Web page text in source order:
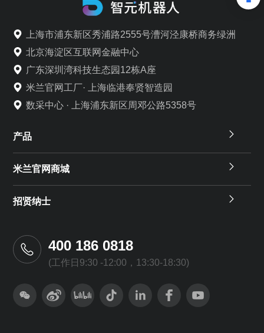
上海市浦东新区秀浦路2555号漕河泾康桥商务绿洲
北京海淀区互联网金融中心
广东深圳湾科技生态园12栋A座
米兰官网工厂· 上海临港奉贤智造园
数采中心 · 上海浦东新区周邓公路5358号
产品
米兰官网商城
招贤纳士
400 186 0818
(工作日9:30 -12:00，13:30-18:30)